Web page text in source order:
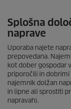
Splošna
naprave
Uporaba najete
prepovedana.
kot dober gospodar
priporočili in dobrimi
najemnik dolžan
in lipne ali sprostiti
napravah).